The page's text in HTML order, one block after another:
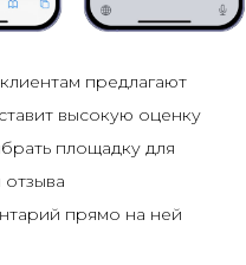
предлагают
высокую оценку
площадку для
прямо на ней